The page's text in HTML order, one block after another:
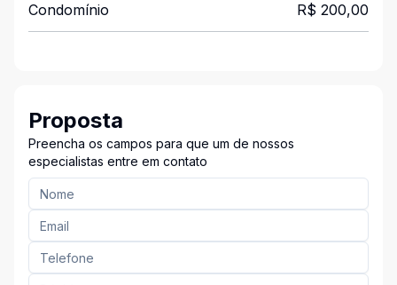
Condomínio R$ 200,00
Proposta
Preencha os campos para que um de nossos
especialistas entre em contato